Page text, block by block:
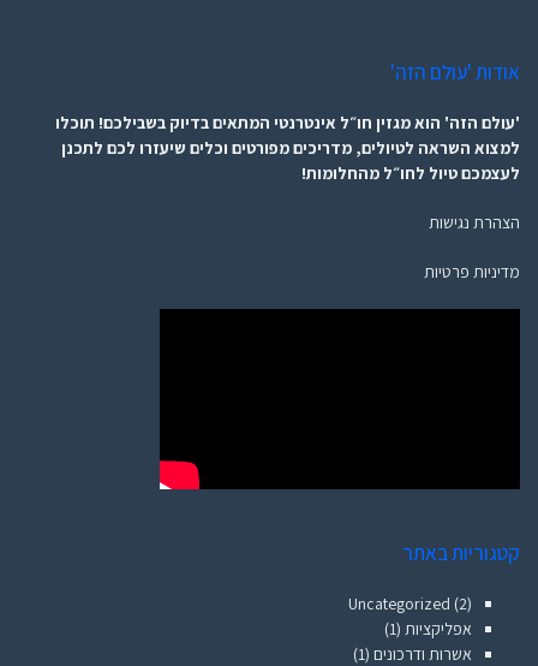
אודות 'עולם הזה'
'עולם הזה' הוא מגזין חו״ל אינטרנטי המתאים בדיוק בשבילכם! תוכלו
למצוא השראה לטיולים, מדריכים מפורטים וכלים שיעזרו לכם לתכנן
לעצמכם טיול לחו״ל מהחלומות!
הצהרת נגישות
מדיניות פרטיות
קטגוריות באתר
Uncategorized (2)
אפליקציות (1)
אשרות ודרכונים (1)